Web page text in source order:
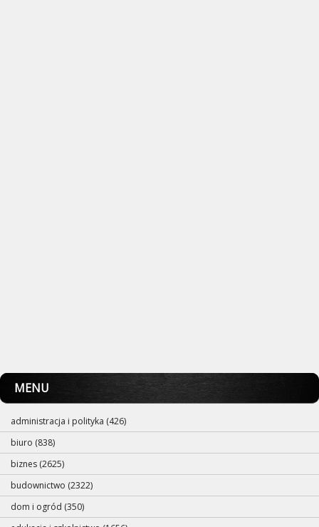
MENU
administracja i polityka (426)
biuro (838)
biznes (2625)
budownictwo (2322)
dom i ogród (350)